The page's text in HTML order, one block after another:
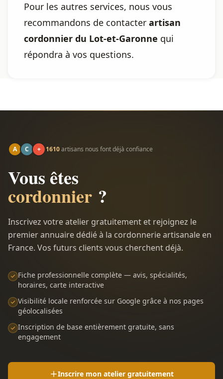
Pour les autres services, nous vous
recommandons de contacter artisan
cordonnier du Lot-et-Garonne qui
répondra à vos questions.
A C + 1610artisans nous font déjà confiance
Vous êtes
cordonnier ?
Inscrivez votre atelier gratuitement et rejoignez le
premier annuaire dédié à la cordonnerie artisanale en
France. Vos futurs clients vous cherchent déjà.
Fiche professionnelle complète — avis, spécialités,
horaires, carte interactive
Visibilité locale renforcée sur Google grâce à nos pages
géolocalisées
Inscription de base entièrement gratuite, sans
engagement
Inscrire mon atelier gratuitement